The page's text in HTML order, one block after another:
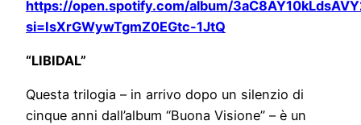
https://open.spotify.com/album/
si=IsXrGWywTgmZ0EGtc-1JtQ
“LIBIDAL”
Questa trilogia – in arrivo dopo un silenzio di
cinque anni dall’album “Buona Visione” – è un